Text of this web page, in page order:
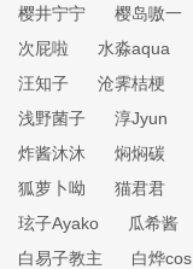
樱井宁宁 樱岛嗷一
次屁啦
水淼aqua
汪知子
沧霁桔梗
浅野菌子
淳Jyun
炸酱沐沐
焖焖碳
狐萝卜呦
猫君君
玹子Ayako
瓜希酱
白易子教主
白烨cos